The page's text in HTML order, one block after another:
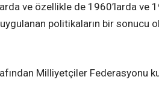
ve özellikle de 1960’larda ve
politikaların bir sonucu
Milliyetçiler Federasyonu